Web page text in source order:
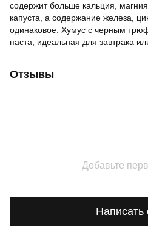
содержит больше кальция,
капуста, а содержание железа,
одинаковое. Хумус с черным
паста, идеальная для завтрака
Отзывы
Добавьте
Написать